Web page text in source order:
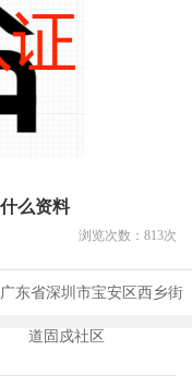
么资料
浏览次数： 813次
广东省深圳市宝安区西乡街
道固戍社区